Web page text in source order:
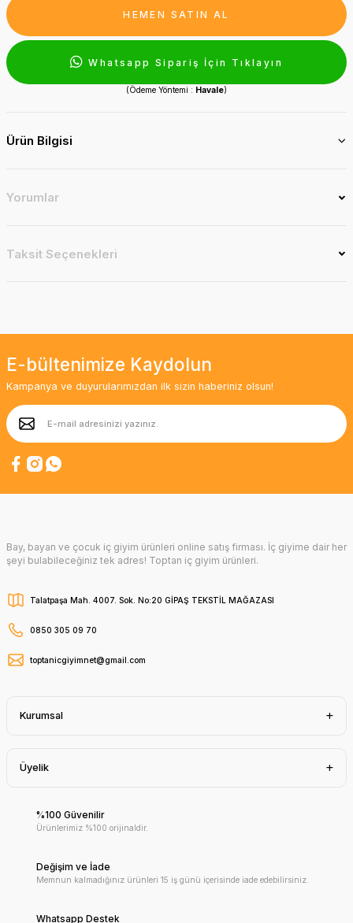
HEMEN SATIN AL
Whatsapp Sipariş İçin Tıklayın
(Ödeme Yöntemi : Havale)
Ürün Bilgisi
Yorumlar
Taksit Seçenekleri
E-bültenimize Kaydolun
Kampanya ve duyurularımızdan ilk sizin haberiniz olsun!
Bay, bayan ve çocuk iç giyim ürünleri online satış firması. İç giyime dair her
şeyi bulabileceğiniz tek adres! Toptan iç giyim ürünleri.
Talatpaşa Mah. 4007. Sok. No:20 GİPAŞ TEKSTİL MAĞAZASI
0850 305 09 70
toptanicgiyimnet@gmail.com
Kurumsal
Üyelik
%100 Güvenilir
Ürünlerimiz %100 orijinaldir.
Değişim ve İade
Memnun kalmadığınız ürünleri 15 iş günü içerisinde iade edebilirsiniz.
Whatsapp Destek